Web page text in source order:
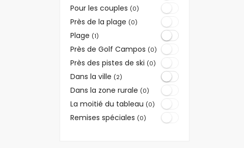
Pour les couples (0)
Près de la plage (0)
Plage (1)
Près de Golf Campos (0)
Près des pistes de ski (0)
Dans la ville (2)
Dans la zone rurale (0)
La moitié du tableau (0)
Remises spéciales (0)